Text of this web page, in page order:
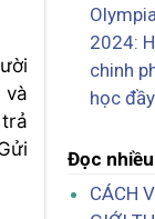
2024:
chinh
học
Đọc
CÁCH